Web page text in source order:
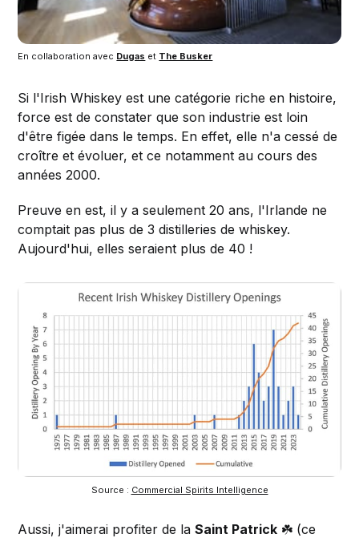
En collaboration avec Dugas et The Busker
Si l'Irish Whiskey est une catégorie riche en histoire,
force est de constater que son industrie est loin
d'être figée dans le temps. En effet, elle n'a cessé de
croître et évoluer, et ce notamment au cours des
années 2000.
Preuve en est, il y a seulement 20 ans, l'Irlande ne
comptait pas plus de 3 distilleries de whiskey.
Aujourd'hui, elles seraient plus de 40 !
Source : Commercial Spirits Intelligence
Aussi, j'aimerai profiter de laSaint Patrick ☘️ (ce